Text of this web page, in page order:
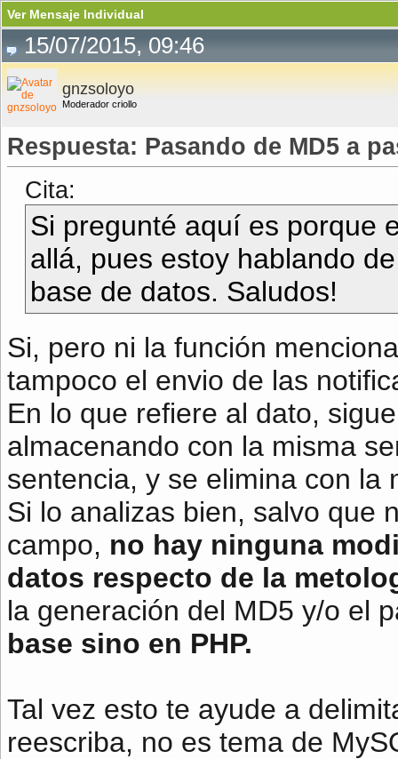
Ver Mensaje Individual
15/07/2015, 09:46
gnzsoloyo
Moderador criollo
Respuesta: Pasando de MD5 a
Cita:
Si pregunté aquí es porque
allá, pues estoy hablando
base de datos. Saludos!
Si, pero ni la función
tampoco el envio de las
En lo que refiere al dato,
almacenando con la misma
sentencia, y se elimina con la
Si lo analizas bien, salvo que
campo, no hay ninguna
datos respecto de la
la generación del MD5 y/o el
base sino en PHP.
Tal vez esto te ayude a
reescriba, no es tema de